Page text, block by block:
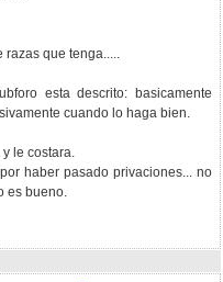
razas que tenga.....
esta descrito: basicamente
cuando lo haga bien.
le costara.
haber pasado privaciones... no
es bueno.